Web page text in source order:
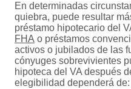
En determinadas
quiebra, puede resultar
préstamo hipotecario del
FHA o préstamos
activos o jubilados de las
cónyuges sobrevivientes
hipoteca del VA después
elegibilidad dependerá de: